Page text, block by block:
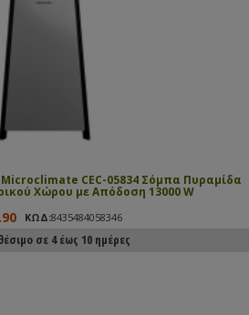
CEC-05834 Σόμπα Πυραμίδα
Χώρου με Απόδοση 13000 W
ΚΩΔ:8435484058346
σε 4 έως 10 ημέρες